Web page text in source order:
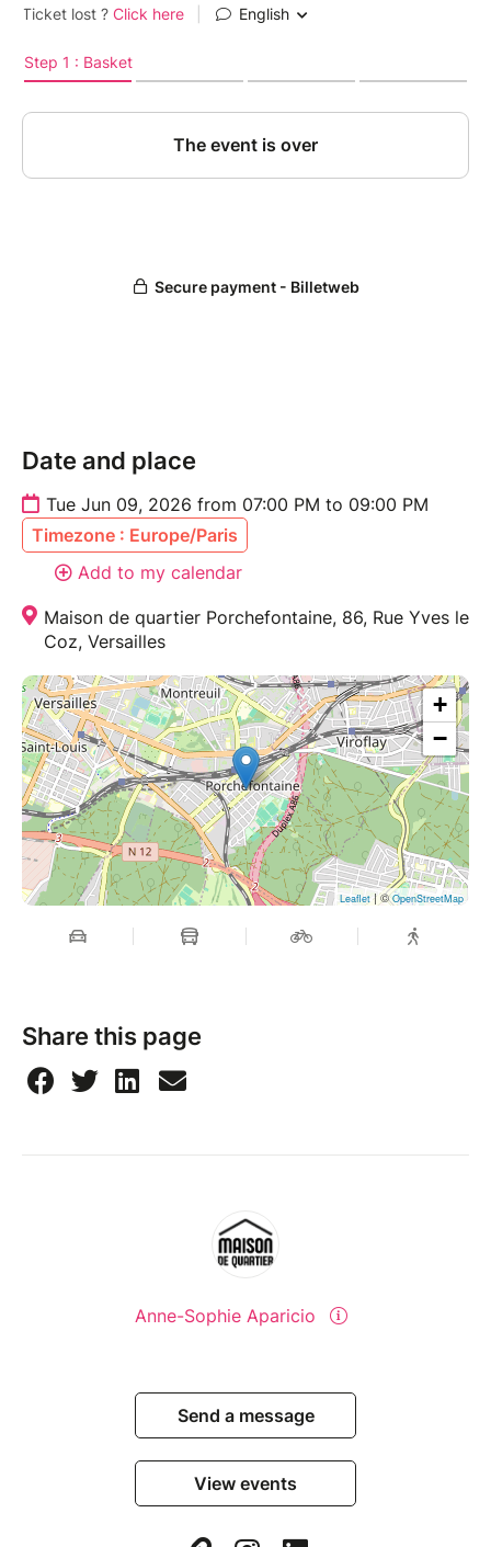
Date and place
Tue Jun 09, 2026 from 07:00 PM to 09:00 PM
Timezone : Europe/Paris
Add to my calendar
Maison de quartier Porchefontaine, 86, Rue Yves le
Coz, Versailles
+
−
Leaflet| ©OpenStreetMap
Share this page
Anne-Sophie Aparicio
Send a message
View events